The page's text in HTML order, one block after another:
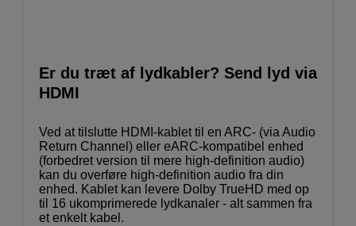
Er du træt af lydkabler? Send lyd via
HDMI
Ved at tilslutte HDMI-kablet til en ARC- (via Audio
Return Channel) eller eARC-kompatibel enhed
(forbedret version til mere high-definition audio)
kan du overføre high-definition audio fra din
enhed. Kablet kan levere Dolby TrueHD med op
til 16 ukomprimerede lydkanaler - alt sammen fra
et enkelt kabel.